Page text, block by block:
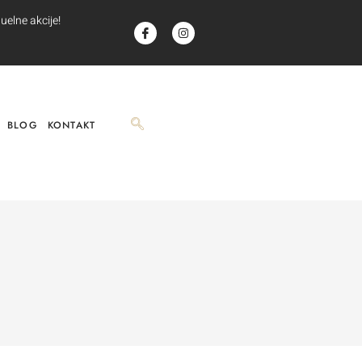
akcije!
BLOG KONTAKT